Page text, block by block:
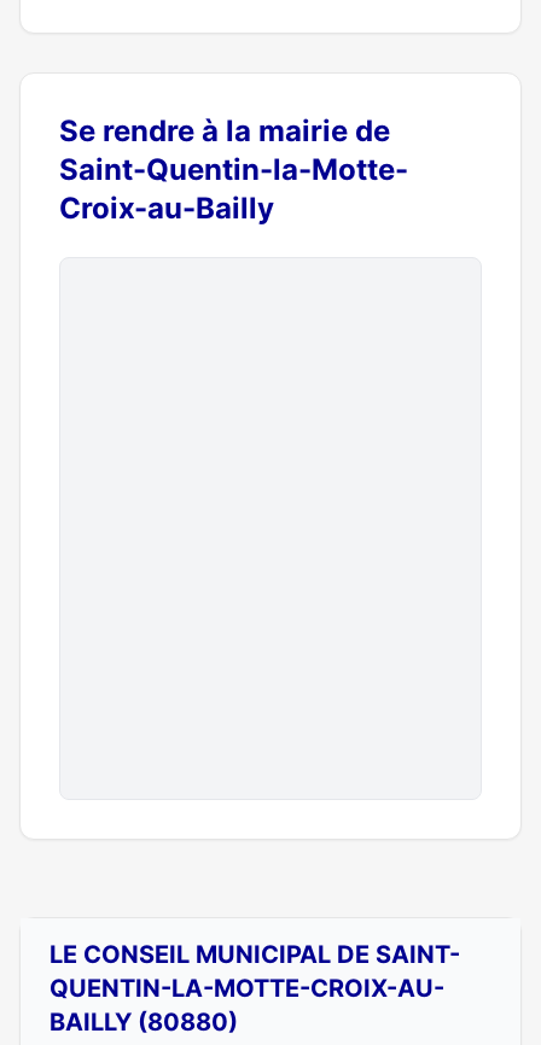
Se rendre à la mairie de
Saint-Quentin-la-Motte-
Croix-au-Bailly
LE CONSEIL MUNICIPAL DE SAINT-
QUENTIN-LA-MOTTE-CROIX-AU-
BAILLY (80880)